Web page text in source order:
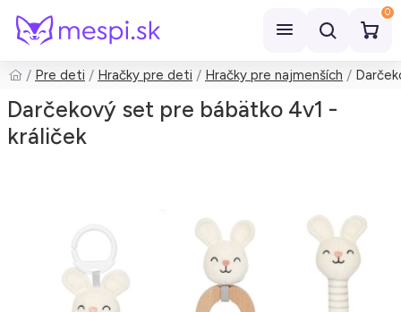
0
Hľadať
Pre deti Hračky pre deti Hračky pre najmenších
Darčekový set pre bábätko 4v1 -
králiček